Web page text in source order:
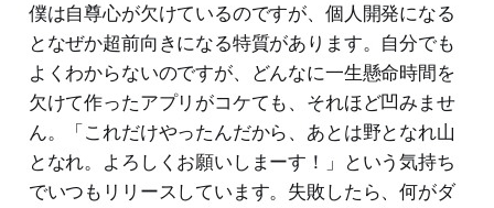
僕は自尊心が欠けているのですが、個人開発になる
となぜか超前向きになる特質があります。自分でも
よくわからないのですが、どんなに一生懸命時間を
欠けて作ったアプリがコケても、それほど凹みませ
ん。「これだけやったんだから、あとは野となれ山
となれ。よろしくお願いしまーす！」という気持ち
でいつもリリースしています。失敗したら、何がダ